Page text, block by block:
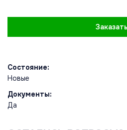
Заказать
Состояние:
Новые
Документы:
Да